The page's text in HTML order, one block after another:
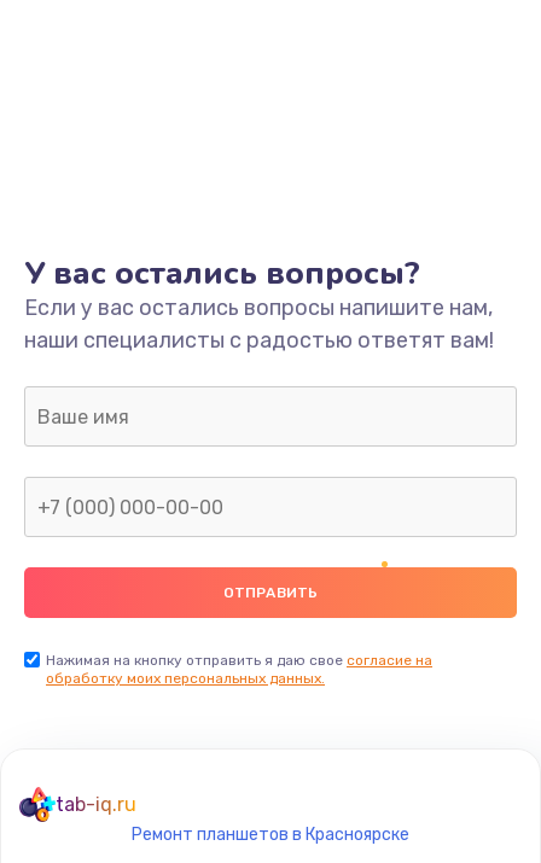
У вас остались вопросы?
Если у вас остались вопросы напишите нам,
наши специалисты с радостью ответят вам!
Нажимая на кнопку отправить я даю свое согласие на
обработку моих персональных данных.
tab-iq.ru
Ремонт планшетов в Красноярске